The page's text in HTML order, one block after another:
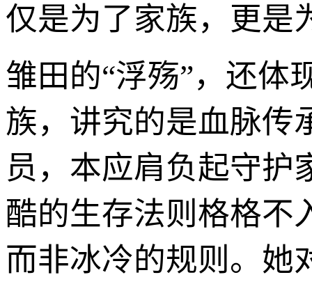
仅是为了家族，更是
雏田的“浮殇”，还体
族，讲究的是血脉传
员，本应肩负起守护
酷的生存法则格格不
而非冰冷的规则。她